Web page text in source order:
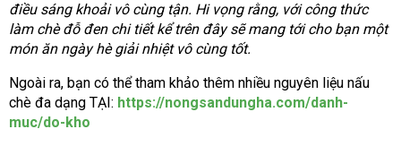
điều sáng khoải vô cùng tận. Hi vọng rằng, với công thức
làm chè đỗ đen chi tiết kể trên đây sẽ mang tới cho bạn một
món ăn ngày hè giải nhiệt vô cùng tốt.
Ngoài ra, bạn có thể tham khảo thêm nhiều nguyên liệu nấu
chè đa dạng TẠI: https://nongsandungha.com/danh-
muc/do-kho